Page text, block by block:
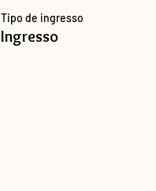
Tipo de ingresso
Ingresso